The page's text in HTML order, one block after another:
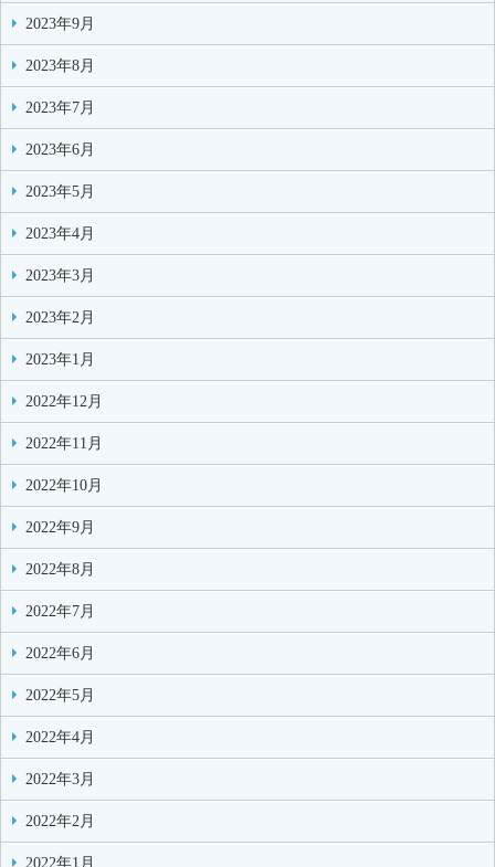
2023年9月
2023年8月
2023年7月
2023年6月
2023年5月
2023年4月
2023年3月
2023年2月
2023年1月
2022年12月
2022年11月
2022年10月
2022年9月
2022年8月
2022年7月
2022年6月
2022年5月
2022年4月
2022年3月
2022年2月
2022年1月